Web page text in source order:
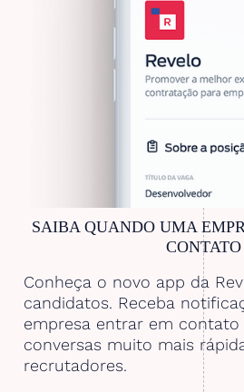
SAIBA QUANDO UMA
CONTATO
Conheça o novo app da
candidatos. Receba
empresa entrar em contato
conversas muito mais
recrutadores.